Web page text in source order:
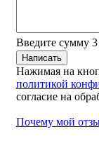
Введите сумму
Нажимая на
политикой
согласие на
Почему мой